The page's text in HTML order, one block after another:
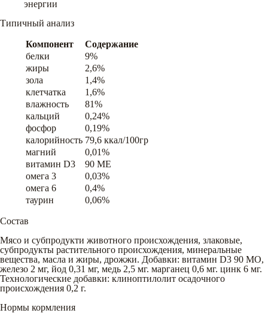
энергии
Типичный анализ
Компонент
Содержание
белки
9%
жиры
2,6%
зола
1,4%
клетчатка
1,6%
влажность
81%
кальций
0,24%
фосфор
0,19%
калорийность 79,6 ккал/100гр
магний
0,01%
витамин D3
90 ME
омега 3
0,03%
омега 6
0,4%
таурин
0,06%
Состав
Мясо и субпродукти животного происхождения, злаковые,
субпродукты растительного происхождения, минеральные
вещества, масла и жиры, дрожжи. Добавки: витамин D3 90 MO,
железо 2 мг, йод 0,31 мг, медь 2,5 мг. марганец 0,6 мг. цинк 6 мг.
Технологические добавки: клиноптилолит осадочного
происхождения 0,2 г.
Нормы кормления